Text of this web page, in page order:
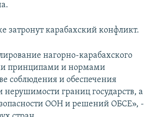
затронут карабахский конфликт.
нагорно-карабахского
принципами и нормами
соблюдения и обеспечения
нерушимости границ государств, а
ООН и решений ОБСЕ», -